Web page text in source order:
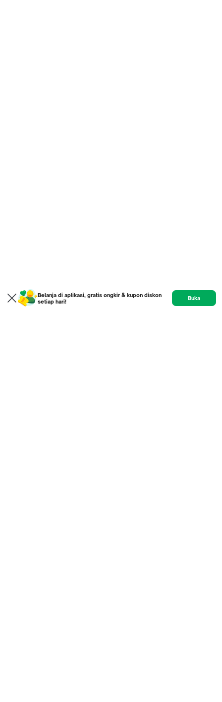
Belanja di aplikasi, gratis ongkir & kupon diskon
setiap hari!
Buka